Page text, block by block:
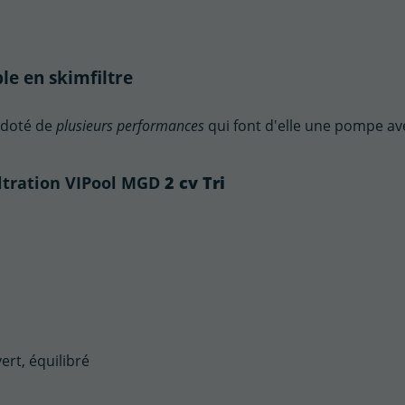
en skimfiltre
de plusieurs performances qui font d'elle une pompe
VIPool MGD 2 cv Tri
équilibré